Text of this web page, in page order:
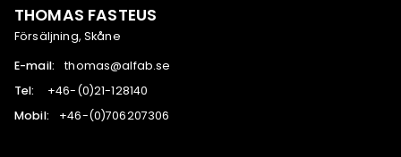
THOMAS FASTEUS
Försäljning, Skåne
E-mail:
es.bafla@samoht
Tel:
041821-12(0)-64+
Mobil:
603702607(0)-64+